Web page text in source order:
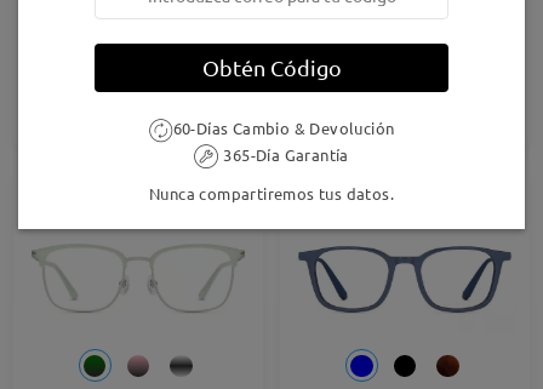
Baddie30 Balance27
36,95 €
New
Obtén Código
60-Días Cambio & Devolución
365-Día Garantía
Nunca compartiremos tus datos.